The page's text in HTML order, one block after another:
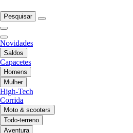
Pesquisar
Novidades
Saldos
Capacetes
Homens
Mulher
High-Tech
Corrida
Moto & scooters
Todo-terreno
Aventura